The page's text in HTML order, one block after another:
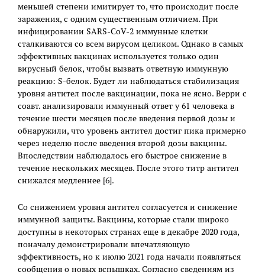
меньшей степени имитирует то, что происходит после
заражения, с одним существенным отличием. При
инфицировании SARS-CoV-2 иммунные клетки
сталкиваются со всем вирусом целиком. Однако в самых
эффективных вакцинах используется только один
вирусный белок, чтобы вызвать ответную иммунную
реакцию: S-белок. Будет ли наблюдаться стабилизация
уровня антител после вакцинации, пока не ясно. Верри с
соавт. анализировали иммунный ответ у 61 человека в
течение шести месяцев после введения первой дозы и
обнаружили, что уровень антител достиг пика примерно
через неделю после введения второй дозы вакцины.
Впоследствии наблюдалось его быстрое снижение в
течение нескольких месяцев. После этого титр антител
снижался медленнее [6].
Со снижением уровня антител согласуется и снижение
иммунной защиты. Вакцины, которые стали широко
доступны в некоторых странах еще в декабре 2020 года,
поначалу демонстрировали впечатляющую
эффективность, но к июлю 2021 года начали появляться
сообщения о новых вспышках. Согласно сведениям из